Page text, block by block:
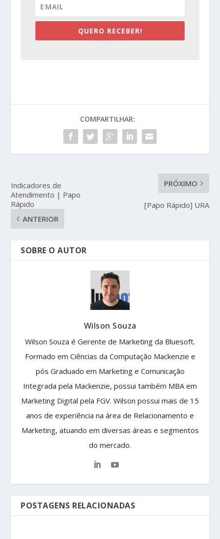
QUERO RECEBER!
COMPARTILHAR:
Indicadores de
Atendimento | Papo
Rápido
ANTERIOR
PRÓXIMO
[Papo Rápido] URA
SOBRE O AUTOR
Wilson Souza
Wilson Souza é Gerente de Marketing da Bluesoft.
Formado em Ciências da Computação Mackenzie e
pós Graduado em Marketing e Comunicação
Integrada pela Mackenzie, possui também MBA em
Marketing Digital pela FGV. Wilson possui mais de 15
anos de experiência na área de Relacionamento e
Marketing, atuando em diversas áreas e segmentos
do mercado.
POSTAGENS RELACIONADAS